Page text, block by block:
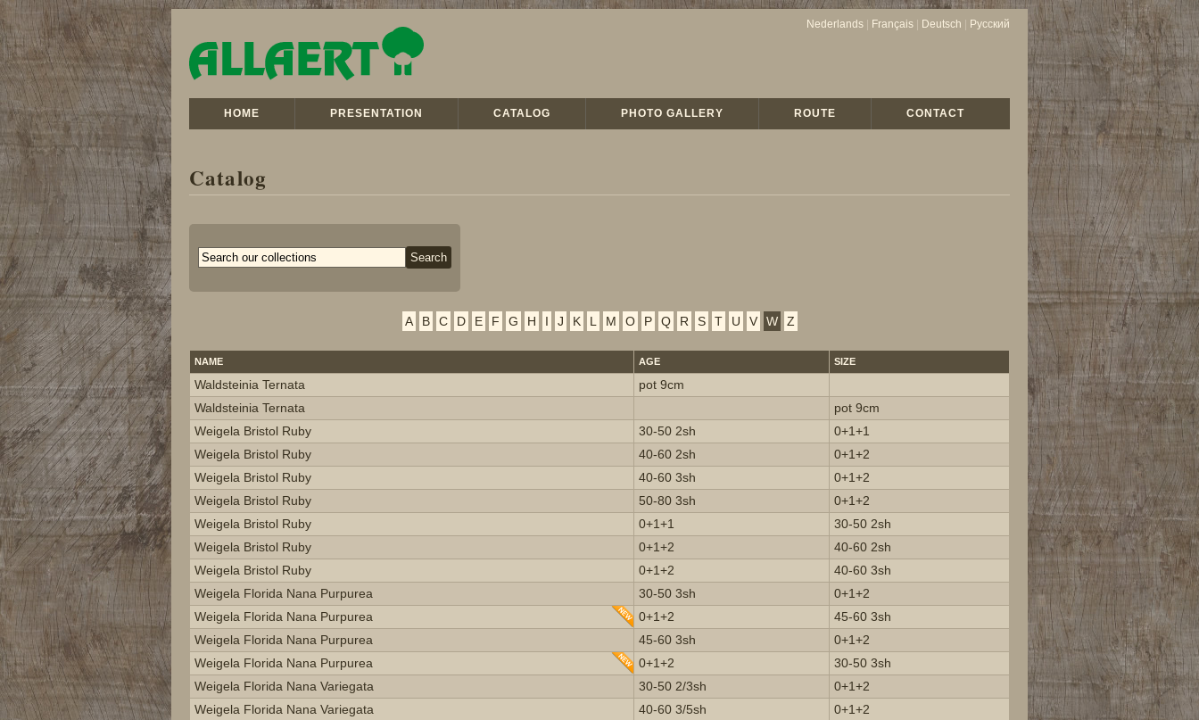
Nederlands Français Deutsch Русский
HOME PRESENTATION CATALOG PHOTO GALLERY ROUTE CONTACT
Catalog
A B C D E F G H I J K L M O P Q R S T U V W Z
NAME AGE SIZE
Waldsteinia Ternata
pot 9cm
Waldsteinia Ternata
pot 9cm
Weigela Bristol Ruby
30-50 2sh
0+1+1
Weigela Bristol Ruby
40-60 2sh
0+1+2
Weigela Bristol Ruby
40-60 3sh
0+1+2
Weigela Bristol Ruby
50-80 3sh
0+1+2
Weigela Bristol Ruby
0+1+1
30-50 2sh
Weigela Bristol Ruby
0+1+2
40-60 2sh
Weigela Bristol Ruby
0+1+2
40-60 3sh
Weigela Florida Nana Purpurea
30-50 3sh
0+1+2
Weigela Florida Nana Purpurea
0+1+2
45-60 3sh
Weigela Florida Nana Purpurea
45-60 3sh
0+1+2
Weigela Florida Nana Purpurea
0+1+2
30-50 3sh
Weigela Florida Nana Variegata
30-50 2/3sh
0+1+2
Weigela Florida Nana Variegata
40-60 3/5sh
0+1+2